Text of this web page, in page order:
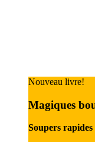
Nouveau livre!
Magiques
Soupers